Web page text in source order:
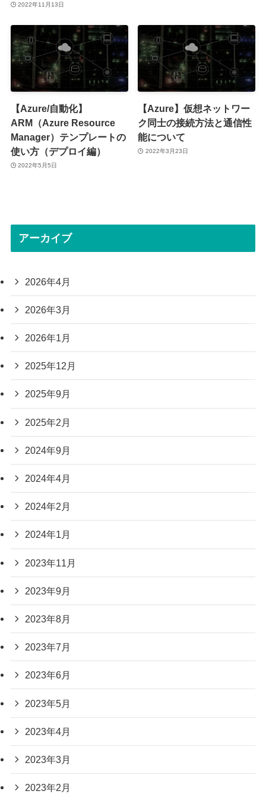
2022年11月13日
【Azure/自動化】
ARM（Azure Resource
Manager）テンプレートの
使い方（デプロイ編）
2022年5月5日
【Azure】仮想ネットワー
ク同士の接続方法と通信性
能について
2022年3月23日
アーカイブ
2026年4月
2026年3月
2026年1月
2025年12月
2025年9月
2025年2月
2024年9月
2024年4月
2024年2月
2024年1月
2023年11月
2023年9月
2023年8月
2023年7月
2023年6月
2023年5月
2023年4月
2023年3月
2023年2月